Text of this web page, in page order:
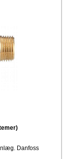
Danfoss